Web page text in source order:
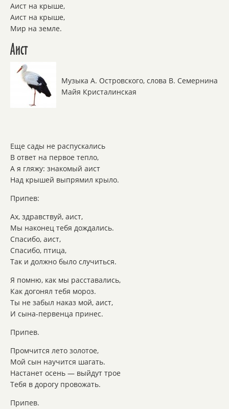
Аист на крыше,
Аист на крыше,
Мир на земле.
Аист
Музыка А. Островского, слова В. Семернина
Майя Кристалинская
Еще сады не распускались
В ответ на первое тепло,
А я гляжу: знакомый аист
Над крышей выпрямил крыло.
Припев:
Ах, здравствуй, аист,
Мы наконец тебя дождались.
Спасибо, аист,
Спасибо, птица,
Так и должно было случиться.
Я помню, как мы расставались,
Как догонял тебя мороз.
Ты не забыл наказ мой, аист,
И сына-первенца принес.
Припев.
Промчится лето золотое,
Мой сын научится шагать.
Настанет осень — выйдут трое
Тебя в дорогу провожать.
Припев.